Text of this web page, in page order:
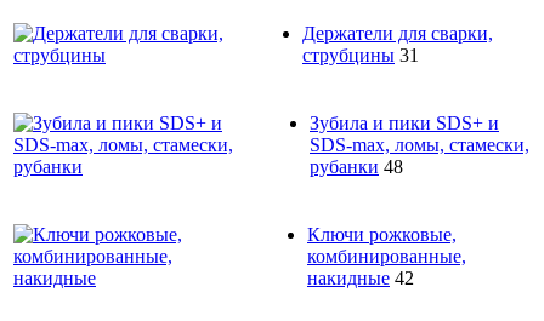
Держатели для сварки,
струбцины 31
Зубила и пики SDS+ и
SDS-max, ломы, стамески,
рубанки 48
Ключи рожковые,
комбинированные,
накидные 42